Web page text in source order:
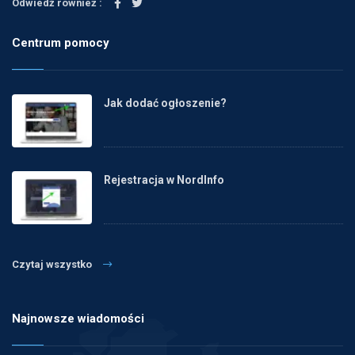
Odwiedź również :
Centrum pomocy
Jak dodać ogłoszenie?
Rejestracja w NordInfo
Czytaj wszystko
Najnowsze wiadomości